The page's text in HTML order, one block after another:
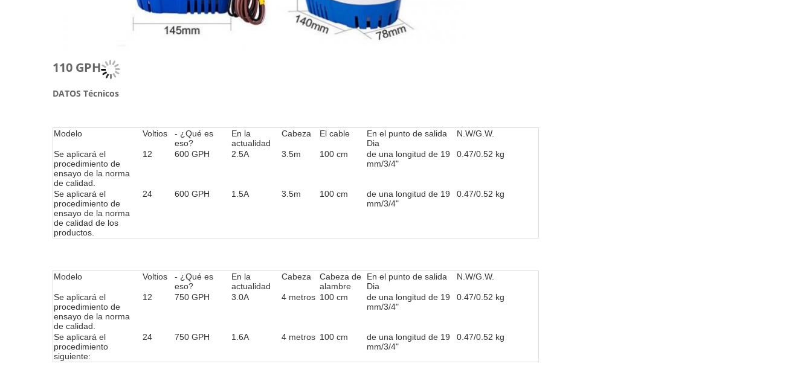
110 GPH
DATOS Técnicos
Modelo Voltios
- ¿Qué es
eso?
En la
actualidad
Cabeza El cable
En el punto de salida
Dia
N.W/G.W.
Se aplicará el
procedimiento de
ensayo de la norma
de calidad.
12 600 GPH 2.5A 3.5m 100 cm
de una longitud de 19
mm/3/4"
0.47/0.52 kg
Se aplicará el
procedimiento de
ensayo de la norma
de calidad de los
productos.
24 600 GPH 1.5A 3.5m 100 cm
de una longitud de 19
mm/3/4"
0.47/0.52 kg
Modelo Voltios
- ¿Qué es
eso?
En la
actualidad
Cabeza
Cabeza de
alambre
En el punto de salida
Dia
N.W/G.W.
Se aplicará el
procedimiento de
ensayo de la norma
de calidad.
12 750 GPH 3.0A 4 metros 100 cm
de una longitud de 19
mm/3/4"
0.47/0.52 kg
Se aplicará el
procedimiento
siguiente:
24 750 GPH 1.6A 4 metros 100 cm
de una longitud de 19
mm/3/4"
0.47/0.52 kg